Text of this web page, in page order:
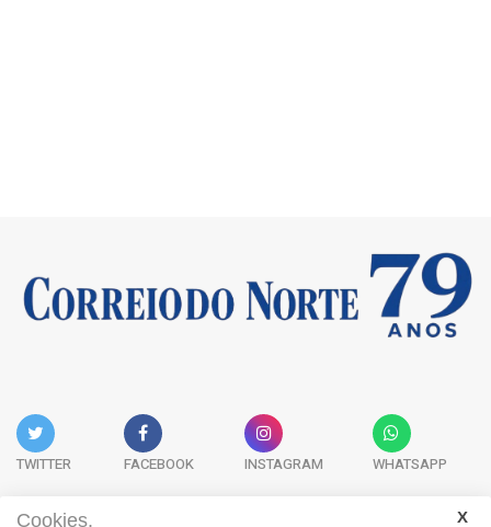
TWITTER FACEBOOK INSTAGRAM WHATSAPP
Cookies.